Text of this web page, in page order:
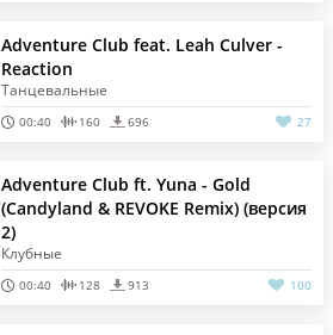
Adventure Club feat. Leah Culver -
Reaction
Танцевальные
00:40 160 696 27
Adventure Club ft. Yuna - Gold
(Candyland & REVOKE Remix) (версия
2)
Клубные
00:40 128 913 100